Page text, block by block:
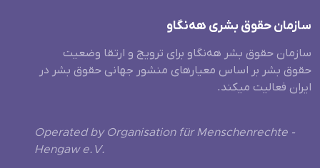
سازمان حقوق بشری هەنگاو
سازمان حقوق بشر هه‌نگاو برای ترویج و ارتقا وضعیت
حقوق بشر بر اساس معیارهای منشور جهانی حقوق بشر در
ایران فعالیت میکند.
Operated by Organisation für Menschenrechte -
Hengaw e.V.